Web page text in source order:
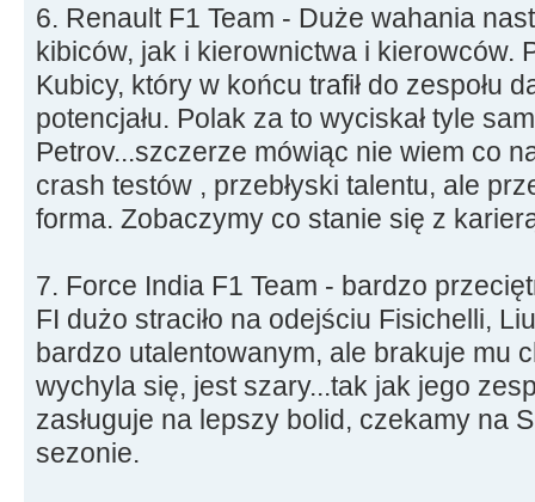
6. Renault F1 Team - Duże wahania
kibiców, jak i kierownictwa i kierowców.
Kubicy, który w końcu trafił do zespołu
potencjału. Polak za to wyciskał tyle
Petrov...szczerze mówiąc nie wiem co
crash testów , przebłyski talentu, ale
forma. Zobaczymy co stanie się z
7. Force India F1 Team - bardzo
FI dużo straciło na odejściu Fisichelli,
bardzo utalentowanym, ale brakuje mu
wychyla się, jest szary...tak jak jego
zasługuje na lepszy bolid, czekamy na
sezonie.